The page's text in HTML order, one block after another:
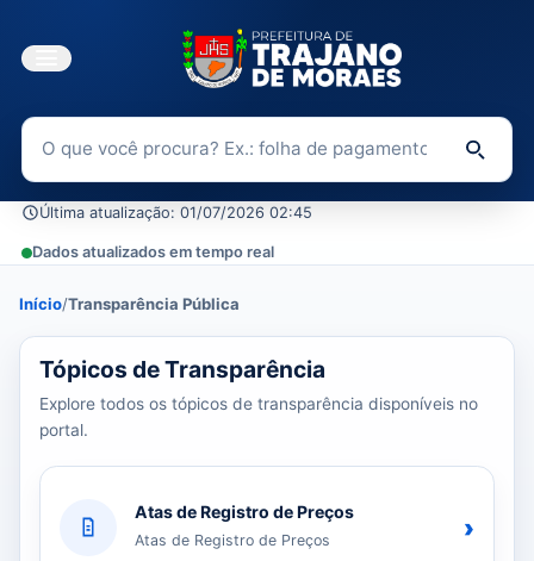
Buscar no Portal da Transparência
Última atualização: 01/07/2026 02:45
Dados atualizados em tempo real
Início/Transparência Pública
39 tópicos carregados do banco de dados.
Tópicos de Transparência
Explore todos os tópicos de transparência disponíveis no
portal.
Atas de Registro de Preços
Atas de Registro de Preços ›